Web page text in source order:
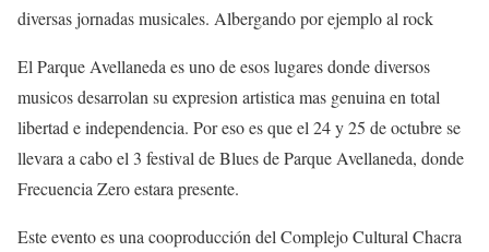
diversas jornadas musicales. Albergando por ejemplo al rock
El Parque Avellaneda es uno de esos lugares donde diversos
musicos desarrolan su expresion artistica mas genuina en total
libertad e independencia. Por eso es que el 24 y 25 de octubre se
llevara a cabo el 3 festival de Blues de Parque Avellaneda, donde
Frecuencia Zero estara presente.
Este evento es una cooproducción del Complejo Cultural Chacra